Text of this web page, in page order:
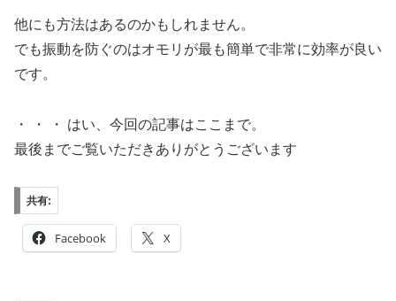
他にも方法はあるのかもしれません。
でも振動を防ぐのはオモリが最も簡単で非常に効率が良い
です。
・ ・ ・ はい、今回の記事はここまで。
最後までご覧いただきありがとうございます
共有:
Facebook X